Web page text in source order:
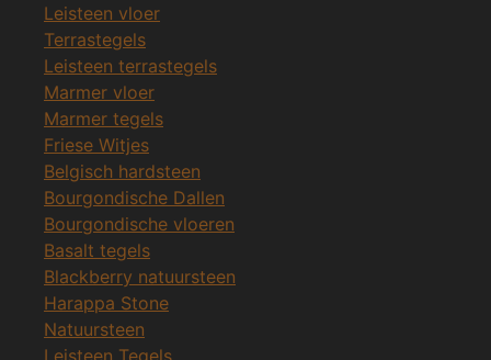
Leisteen vloer
Terrastegels
Leisteen terrastegels
Marmer vloer
Marmer tegels
Friese Witjes
Belgisch hardsteen
Bourgondische Dallen
Bourgondische vloeren
Basalt tegels
Blackberry natuursteen
Harappa Stone
Natuursteen